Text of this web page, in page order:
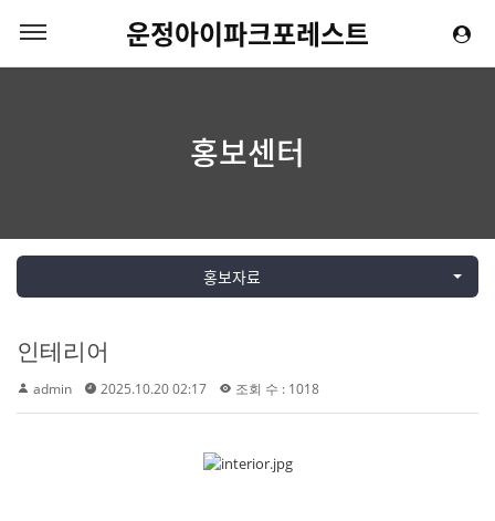
운정아이파크포레스트
홍보센터
홍보자료
인테리어
admin 2025.10.20 02:17 조회 수 : 1018